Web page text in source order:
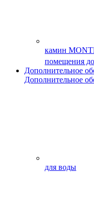
камин
помещения
Дополнительное
Дополнительное
для воды